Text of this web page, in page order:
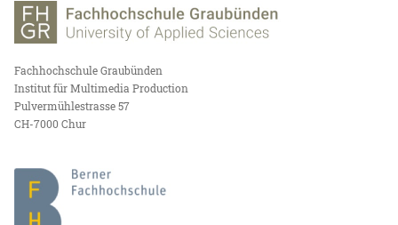
Fachhochschule Graubünden
Institut für Multimedia Production
Pulvermühlestrasse 57
CH-7000 Chur